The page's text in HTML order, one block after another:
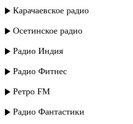
Карачаевское радио
Осетинское радио
Радио Индия
Радио Фитнес
Ретро FM
Радио Фантастики
Мадина Манапова - Черные
Мадина Манапова -
Мадина Манапова - Измена
Турпал Абдулкеримов -